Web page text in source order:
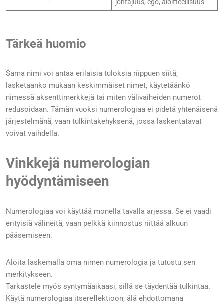
johtajuus, ego, aloitteellisuus
Tärkeä huomio
Sama nimi voi antaa erilaisia tuloksia riippuen siitä,
lasketaanko mukaan keskimmäiset nimet, käytetäänkö
nimessä aksenttimerkkejä tai miten välivaiheiden numerot
redusoidaan. Tämän vuoksi numerologiaa ei pidetä yhtenäisenä
järjestelmänä, vaan tulkintakehyksenä, jossa laskentatavat
voivat vaihdella.
Vinkkejä numerologian
hyödyntämiseen
Numerologiaa voi käyttää monella tavalla arjessa. Se ei vaadi
erityisiä välineitä, vaan pelkkä kiinnostus riittää alkuun
pääsemiseen.
Aloita laskemalla oma nimen numerologia ja tutustu sen
merkitykseen.
Tarkastele myös syntymäaikaasi, sillä se täydentää tulkintaa.
Käytä numerologiaa itsereflektioon, älä ehdottomana